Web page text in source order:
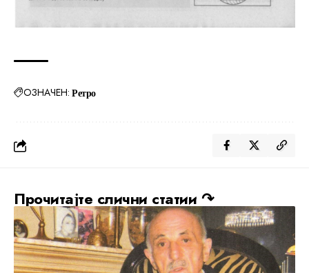
ОЗНАЧЕН: Ретро
Прочитајте слични статии ↷